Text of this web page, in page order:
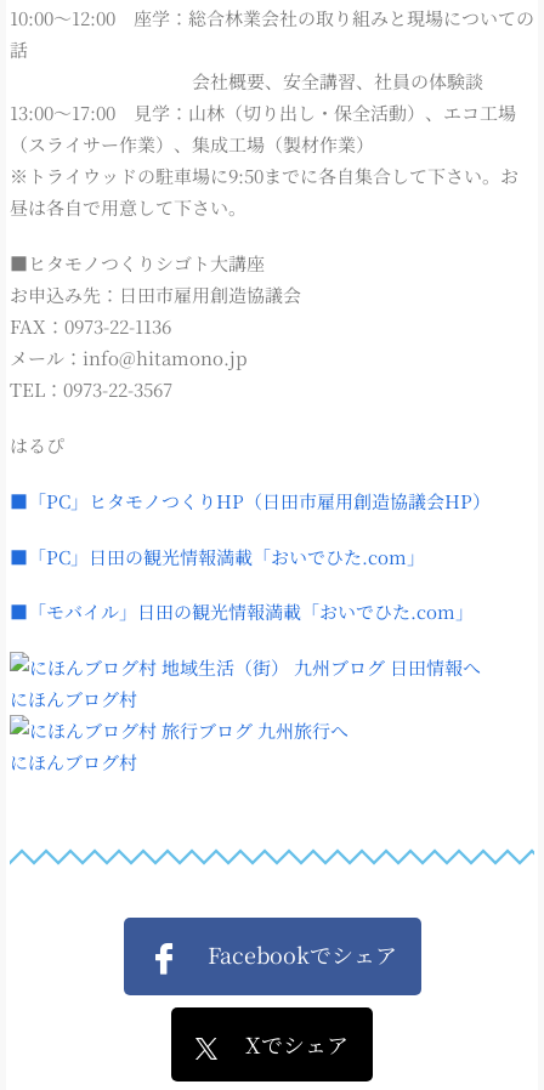
10:00～12:00 座学：総合林業会社の取り組みと現場についての
話
会社概要、安全講習、社員の体験談
13:00～17:00 見学：山林（切り出し・保全活動）、エコ工場
（スライサー作業）、集成工場（製材作業）
※トライウッドの駐車場に9:50までに各自集合して下さい。お
昼は各自で用意して下さい。
■ヒタモノつくりシゴト大講座
お申込み先：日田市雇用創造協議会
FAX：0973-22-1136
メール：info@hitamono.jp
TEL：0973-22-3567
はるぴ
■「PC」ヒタモノつくりHP（日田市雇用創造協議会HP）
■「PC」日田の観光情報満載「おいでひた.com」
■「モバイル」日田の観光情報満載「おいでひた.com」
にほんブログ村
にほんブログ村
Facebookでシェア
Xでシェア